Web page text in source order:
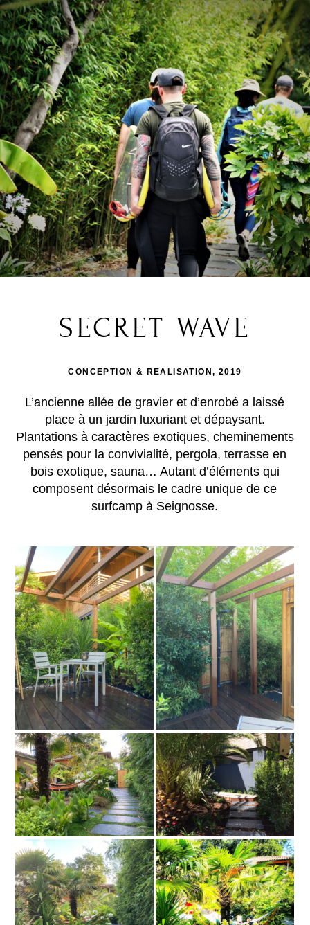
Accueil
Paysage
Pépinière
Réalisations
Livre d’or
Contact
SECRET WAVE
CONCEPTION & REALISATION, 2019
L’ancienne allée de gravier et d’enrobé a laissé
place à un jardin luxuriant et dépaysant.
Plantations à caractères exotiques, cheminements
pensés pour la convivialité, pergola, terrasse en
bois exotique, sauna… Autant d’éléments qui
composent désormais le cadre unique de ce
surfcamp à Seignosse.